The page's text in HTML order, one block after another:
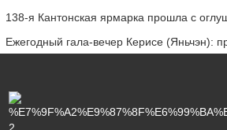
138-я Кантонская ярмарка прошла с